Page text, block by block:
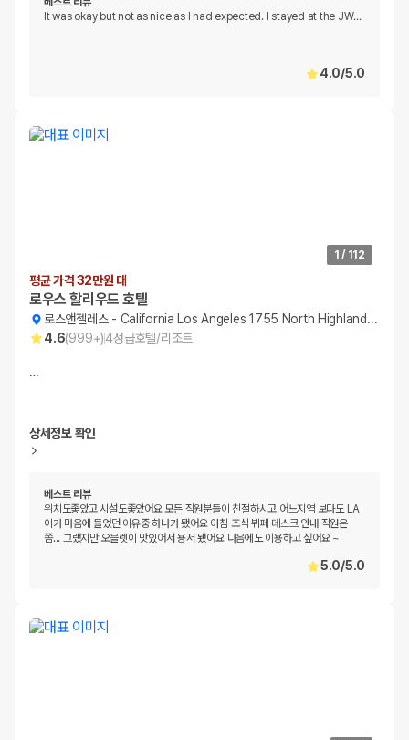
It was okay but not as nice as I had expected. I stayed at the JW…
4.0/5.0
1 / 112
평균 가격 32만원 대
로우스 할리우드 호텔
로스앤젤레스- California Los Angeles 1755 North Highland Avenue
4.6(999+)4성급호텔/리조트
…
상세정보 확인
베스트 리뷰
위치도좋았고 시설도좋았어요 모든 직원분들이 친절하시고 어느지역 보다도 LA
이가 마음에 들었던 이유중 하나가 됐어요 아침 조식 뷔페 데스크 안내 직원은
쫌... 그랬지만 오믈렛이 맛있어서 용서 됐어요 다음에도 이용하고 싶어요 ~
5.0/5.0